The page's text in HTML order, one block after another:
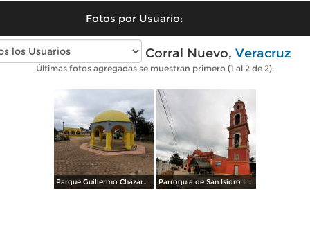
Fotos por Usuario:
Fotos modernas de Corral Nuevo, Veracruz
Últimas fotos agregadas se muestran primero (1 al 2 de 2):
Parque Guillermo Cházaro Lagos Parroquia de San Isidro Labrador